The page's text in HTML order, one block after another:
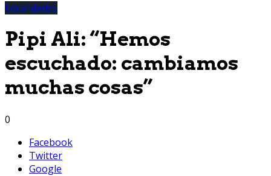
Localidades
Pipi Ali: “Hemos
escuchado: cambiamos
muchas cosas”
0
Facebook
Twitter
Google